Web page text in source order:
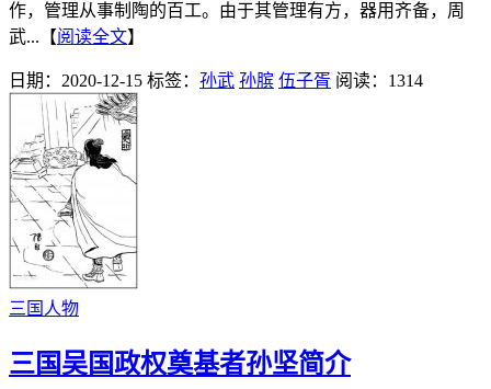
作，管理从事制陶的百工。由于其管理有方，器用齐备，周
武...【阅读全文】
日期：2020-12-15 标签： 孙武 孙膑 伍子胥 阅读：1314
三国人物
三国吴国政权奠基者孙坚简介